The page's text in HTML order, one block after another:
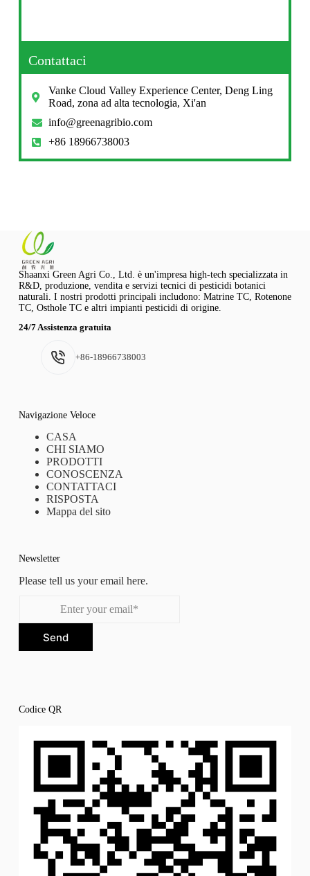
Contattaci
Vanke Cloud Valley Experience Center, Deng Ling
Road, zona ad alta tecnologia, Xi'an
info@greenagribio.com
+86 18966738003
Shaanxi Green Agri Co., Ltd. è un'impresa high-tech specializzata in
R&D, produzione, vendita e servizi tecnici di pesticidi botanici
naturali. I nostri prodotti principali includono: Matrine TC, Rotenone
TC, Osthole TC e altri impianti pesticidi di origine.
24/7 Assistenza gratuita
+86-18966738003
Navigazione Veloce
CASA
CHI SIAMO
PRODOTTI
CONOSCENZA
CONTATTACI
RISPOSTA
Mappa del sito
Newsletter
Please tell us your email here.
Send
Codice QR